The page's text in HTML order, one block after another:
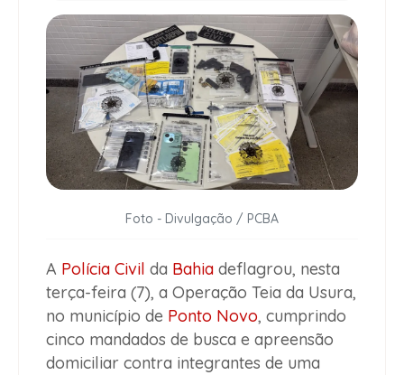
Foto - Divulgação / PCBA
A Polícia Civil da Bahia deflagrou, nesta
terça-feira (7), a Operação Teia da Usura,
no município de Ponto Novo, cumprindo
cinco mandados de busca e apreensão
domiciliar contra integrantes de uma